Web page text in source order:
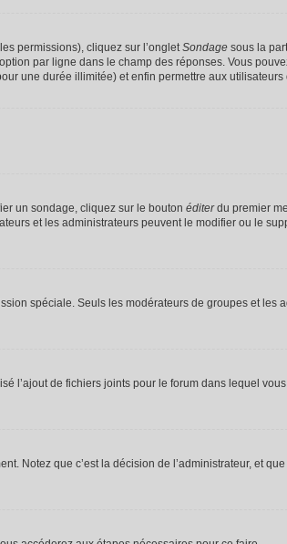
permissions), cliquez sur l’ongletSondage sous la
par ligne dans le champ des réponses. Vous
une durée illimitée) et enfin permettre aux
un sondage, cliquez sur le bouton éditerdu premier
et les administrateurs peuvent le modifier ou le
spéciale. Seuls les modérateurs de groupes et les
l’ajout de fichiers joints pour le forum dans lequel
Notez que c’est la décision de l’administrateur, et